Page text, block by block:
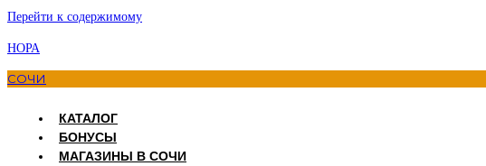
Перейти к содержимому
НОРА
СОЧИ
КАТАЛОГ
БОНУСЫ
МАГАЗИНЫ В СОЧИ